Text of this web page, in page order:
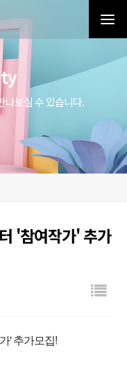
나보실 수 있습니다.
'참여작가' 추가
' 추가모집!